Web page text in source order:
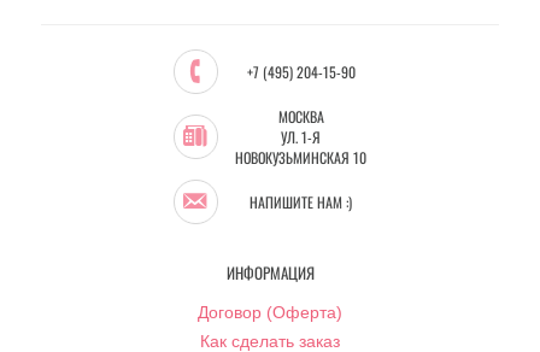
+7 (495) 204-15-90
МОСКВА
УЛ. 1-Я
НОВОКУЗЬМИНСКАЯ 10
НАПИШИТЕ НАМ :)
ИНФОРМАЦИЯ
Договор (Оферта)
Как сделать заказ